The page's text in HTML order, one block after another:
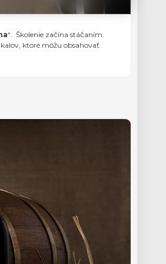
“. Školenie začína stáčaním.
ktoré môžu obsahovať